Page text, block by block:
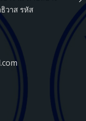
วาส รหัส